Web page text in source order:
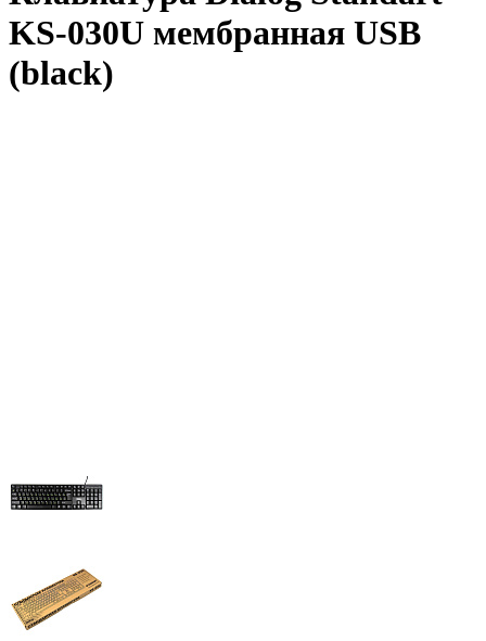
KS-030U мембранная USB
(black)